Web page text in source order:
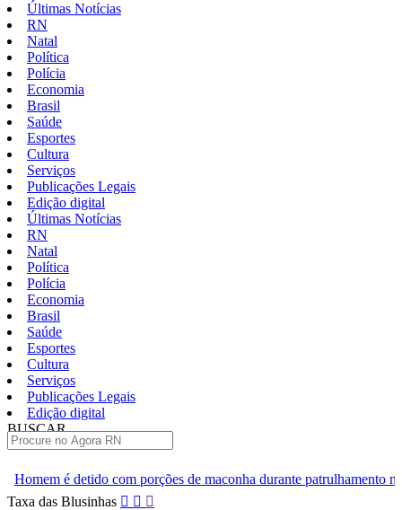
Últimas Notícias
RN
Natal
Política
Polícia
Economia
Brasil
Saúde
Esportes
Cultura
Serviços
Publicações Legais
Edição digital
Últimas Notícias
RN
Natal
Política
Polícia
Economia
Brasil
Saúde
Esportes
Cultura
Serviços
Publicações Legais
Edição digital
BUSCAR
porções de maconha durante patrulhamento na Grande Natal
Pular
Taxa das Blusinhas